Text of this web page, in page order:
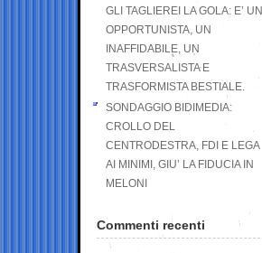
GLI TAGLIEREI LA GOLA: E’ UN
OPPORTUNISTA, UN
INAFFIDABILE, UN
TRASVERSALISTA E
TRASFORMISTA BESTIALE.
SONDAGGIO BIDIMEDIA:
CROLLO DEL
CENTRODESTRA, FDI E LEGA
AI MINIMI, GIU’ LA FIDUCIA IN
MELONI
Commenti recenti